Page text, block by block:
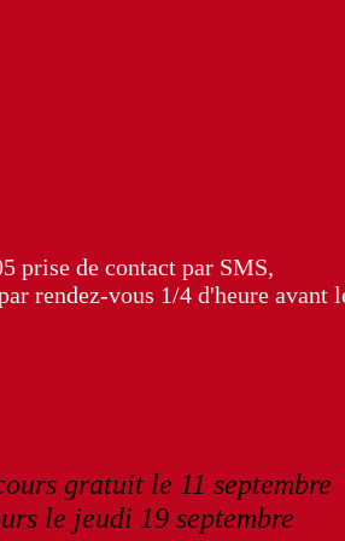
prise de contact par SMS,
rendez-vous 1/4 d'heure avant
gratuit le 11 septembre
le jeudi 19 septembre